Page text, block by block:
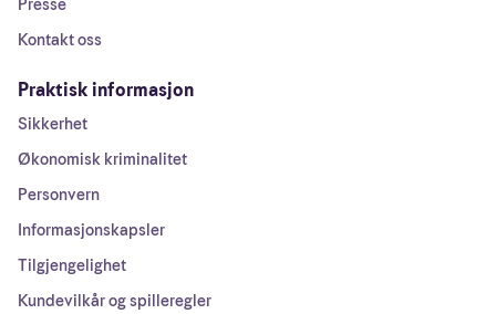
Presse
Kontakt oss
Praktisk informasjon
Sikkerhet
Økonomisk kriminalitet
Personvern
Informasjonskapsler
Tilgjengelighet
Kundevilkår og spilleregler